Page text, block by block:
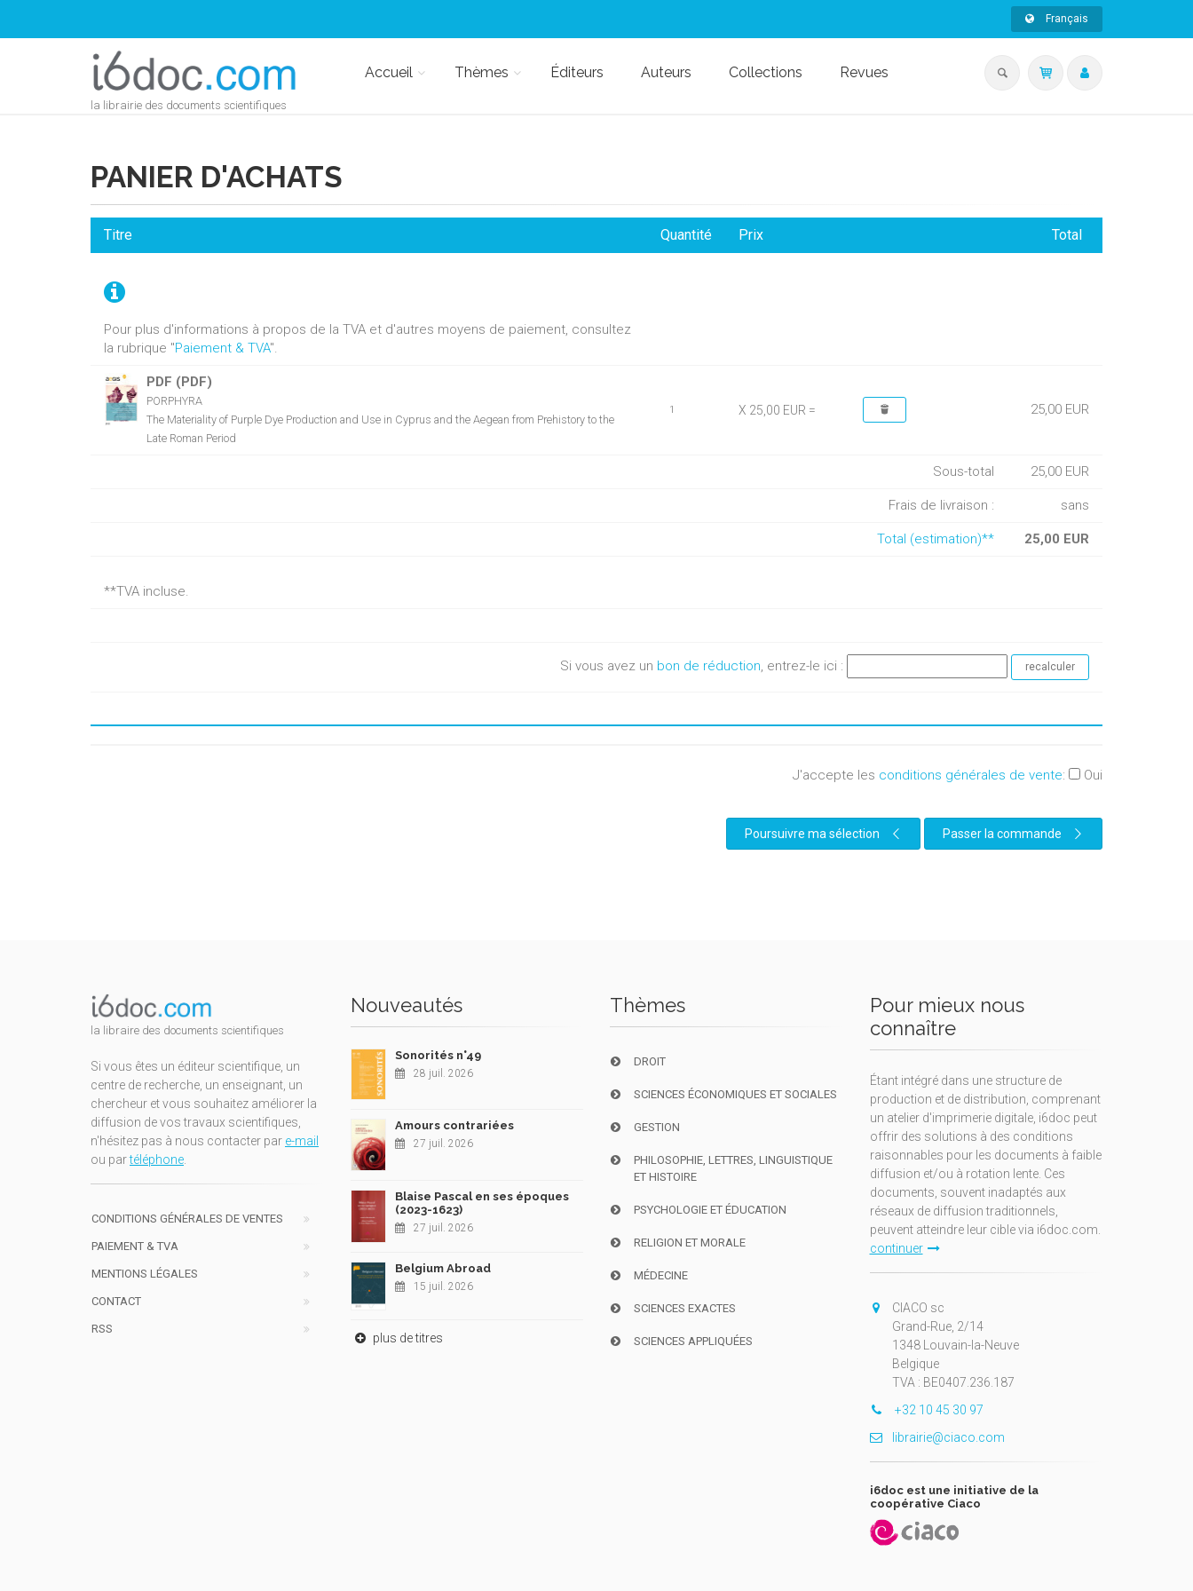
Français
la librairie des documents scientifiques
Accueil Thèmes Éditeurs Auteurs Collections Revues
PANIER D'ACHATS
Pour plus d'informations à propos de la TVA et d'autres moyens de paiement, consultez
la rubrique "Paiement & TVA".
Titre Quantité Prix Total
PDF (PDF)
PORPHYRA
The Materiality of Purple Dye Production and Use in Cyprus and the Aegean from Prehistory to the
Late Roman Period
1 X 25,00 EUR = 25,00 EUR
Sous-total 25,00 EUR
Frais de livraison : sans
Total (estimation)** 25,00 EUR
**TVA incluse.
Si vous avez un bon de réduction, entrez-le ici :
J'accepte les conditions générales de vente: Oui
Poursuivre ma sélection Passer la commande
la libraire des documents scientifiques
Si vous êtes un éditeur scientifique, un
centre de recherche, un enseignant, un
chercheur et vous souhaitez améliorer la
diffusion de vos travaux scientifiques,
n'hésitez pas à nous contacter par e-mail
ou partéléphone.
CONDITIONS GÉNÉRALES DE VENTES
PAIEMENT & TVA
MENTIONS LÉGALES
CONTACT
RSS
Nouveautés
Sonorités n°49
28 juil. 2026
Amours contrariées
27 juil. 2026
Blaise Pascal en ses époques
(2023-1623)
27 juil. 2026
Belgium Abroad
15 juil. 2026
plus de titres
Thèmes
DROIT
SCIENCES ÉCONOMIQUES ET SOCIALES
GESTION
PHILOSOPHIE, LETTRES, LINGUISTIQUE
ET HISTOIRE
PSYCHOLOGIE ET ÉDUCATION
RELIGION ET MORALE
MÉDECINE
SCIENCES EXACTES
SCIENCES APPLIQUÉES
Pour mieux nous
connaître
Étant intégré dans une structure de
production et de distribution, comprenant
un atelier d'imprimerie digitale, i6doc peut
offrir des solutions à des conditions
raisonnables pour les documents à faible
diffusion et/ou à rotation lente. Ces
documents, souvent inadaptés aux
réseaux de diffusion traditionnels,
peuvent atteindre leur cible via i6doc.com.
continuer
CIACO sc
Grand-Rue, 2/14
1348 Louvain-la-Neuve
Belgique
TVA : BE0407.236.187
+32 10 45 30 97
librairie@ciaco.com
i6doc est une initiative de la
coopérative Ciaco